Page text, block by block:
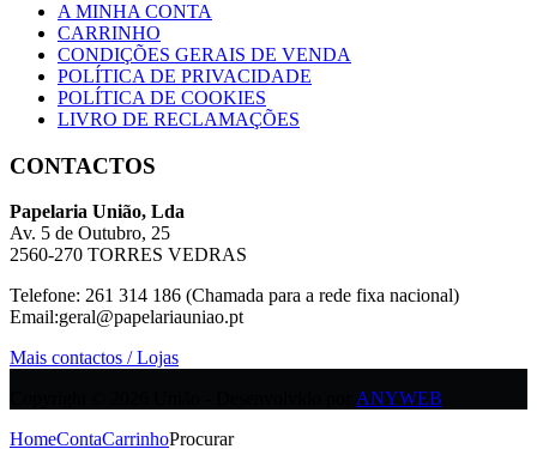
A MINHA CONTA
CARRINHO
CONDIÇÕES GERAIS DE VENDA
POLÍTICA DE PRIVACIDADE
POLÍTICA DE COOKIES
LIVRO DE RECLAMAÇÕES
CONTACTOS
Papelaria União, Lda
Av. 5 de Outubro, 25
2560-270 TORRES VEDRAS
Telefone: 261 314 186 (Chamada para a rede fixa nacional)
Email:geral@papelariauniao.pt
Mais contactos / Lojas
ANYWEB
HomeContaCarrinhoProcurar